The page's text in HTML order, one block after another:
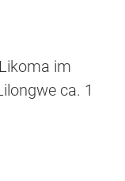
im
ca. 1